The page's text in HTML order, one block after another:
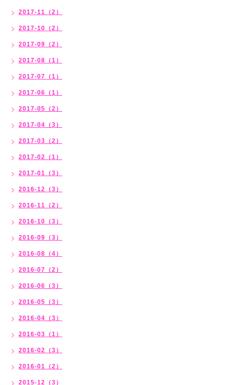
2017-11（2）
2017-10（2）
2017-09（2）
2017-08（1）
2017-07（1）
2017-06（1）
2017-05（2）
2017-04（3）
2017-03（2）
2017-02（1）
2017-01（3）
2016-12（3）
2016-11（2）
2016-10（3）
2016-09（3）
2016-08（4）
2016-07（2）
2016-06（3）
2016-05（3）
2016-04（3）
2016-03（1）
2016-02（3）
2016-01（2）
2015-12（3）